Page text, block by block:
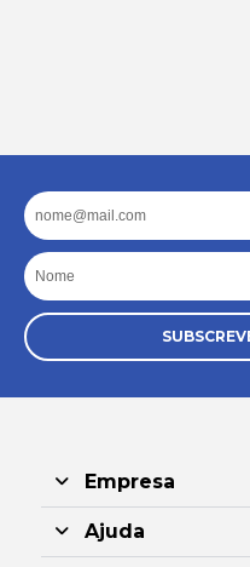
Email
Nome
Empresa
Ajuda